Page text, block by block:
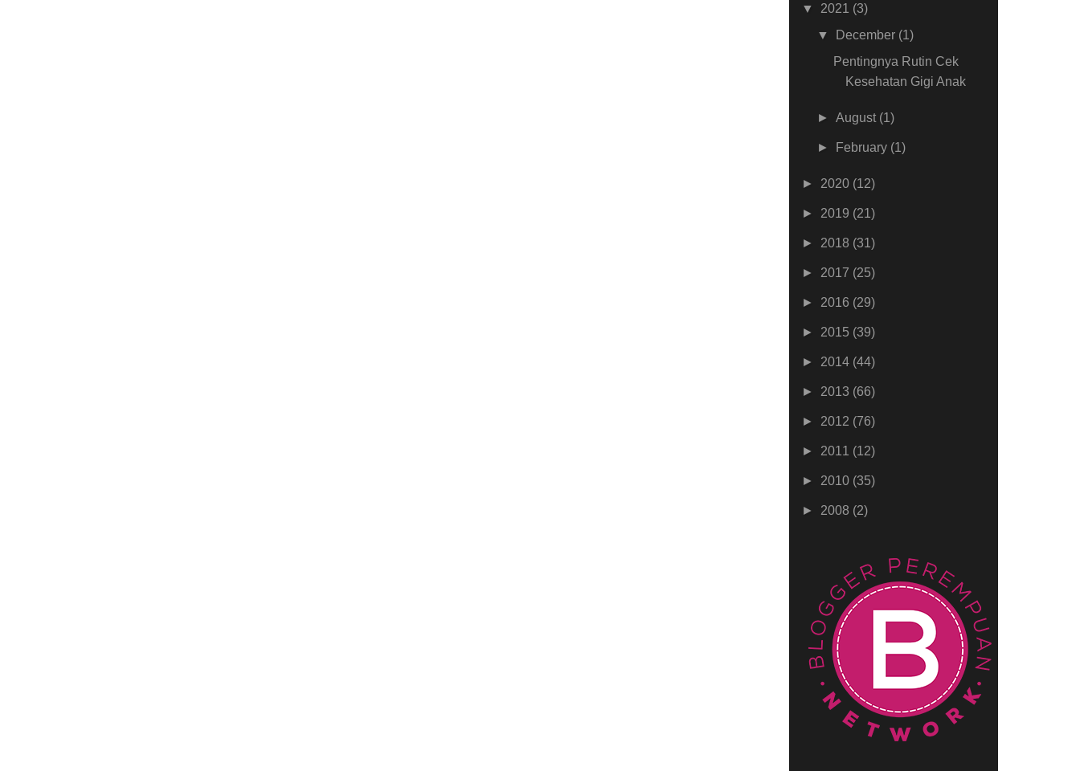
▼ 2021 (3)
▼
December (1)
Pentingnya Rutin Cek
Kesehatan Gigi Anak
►August (1)
► February (1)
► 2020 (12)
► 2019 (21)
► 2018 (31)
► 2017 (25)
► 2016 (29)
► 2015 (39)
► 2014 (44)
► 2013 (66)
► 2012 (76)
► 2011 (12)
► 2010 (35)
► 2008 (2)